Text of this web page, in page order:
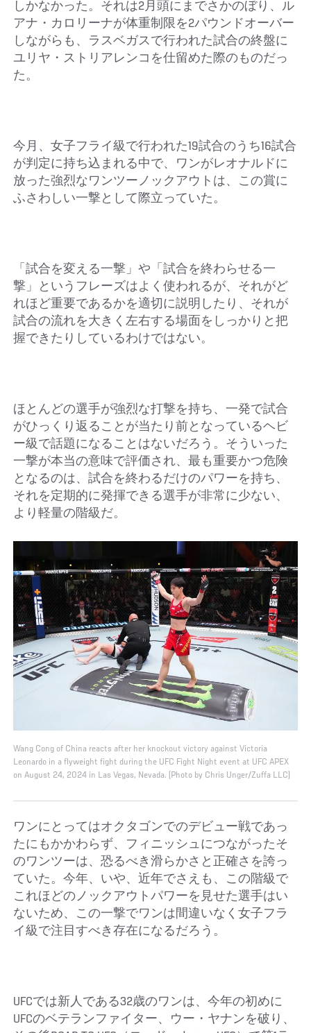
しかなかった。それは2月頭にまでさかのぼり、ル
アナ・カロリーナが体重制限を2パウンドオーバー
しながらも、ラスベガスで行われた試合の終盤に
ユリヤ・ストリアレンコを仕留めた際のものだっ
た。
今月、女子フライ級で行われた19試合のうち16試合
が判定に持ち込まれる中で、ワンがレオナルドに
放った強烈なワンツーノックアウトは、この賞に
ふさわしい一撃として際立っていた。
「試合を変える一撃」や「試合を終わらせる一
撃」というフレーズはよく使われるが、それがど
れほど重要であるかを適切に説明したり、それが
試合の流れを大きく左右する場面をしっかりと把
握できたりしているわけではない。
ほとんどの選手が強烈な打撃を持ち、一発で試合
がひっくり返ることが当たり前となっているヘビ
ー級で話題になることはないだろう。そういった
一撃が本当の意味で評価され、最も重要かつ危険
となるのは、試合を終わるだけのパワーを持ち、
それを定期的に発揮できる選手が非常に少ない、
より軽量の階級だ。
Wang Cong of China reacts after her knockout victory against Victoria
Leonardo in a flyweight fight during the UFC Fight Night event at UFC APEX
on August 24, 2024 in Las Vegas, Nevada. (Photo by Chris Unger/Zuffa LLC)
ワンにとってはオクタゴンでのデビュー戦であっ
たにもかかわらず、フィニッシュにつながったそ
のワンツーは、恐るべき滑らかさと正確さを誇っ
ていた。今年、いや、近年でさえも、この階級で
これほどのノックアウトパワーを見せた選手はい
ないため、この一撃でワンは間違いなく女子フラ
イ級で注目すべき存在になるだろう。
UFCでは新人である32歳のワンは、今年の初めに
UFCのベテランファイター、ウー・ヤナンを破り、